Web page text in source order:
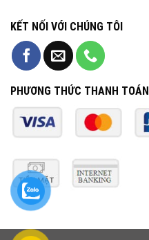
KẾT NỐI VỚI CHÚNG TÔI
PHƯƠNG THỨC THANH TOÁN